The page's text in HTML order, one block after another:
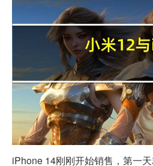
iPhone 14刚刚开始销售，第一